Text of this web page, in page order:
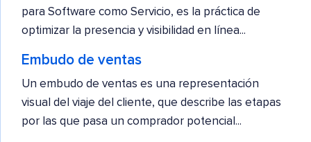
para Software como Servicio, es la práctica de
optimizar la presencia y visibilidad en línea...
Embudo de ventas
Un embudo de ventas es una representación
visual del viaje del cliente, que describe las etapas
por las que pasa un comprador potencial...